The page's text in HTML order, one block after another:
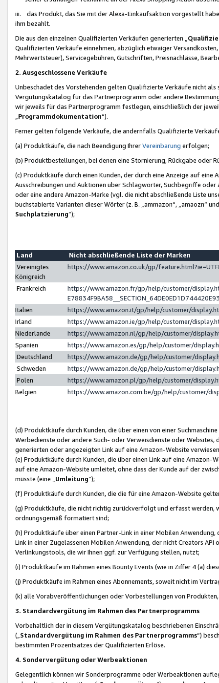
iii. das Produkt, das Sie mit der Alexa-Einkaufsaktion vorgestellt
ihm bezahlt.
Die aus den einzelnen Qualifizierten Verkäufen generierten „
Qualifizierten Verkäufe einnehmen, abzüglich etwaiger
Mehrwertsteuer), Servicegebühren, Gutschriften, Preisnachlässe,
2. Ausgeschlossene Verkäufe
Unbeschadet des Vorstehenden gelten Qualifizierte Verkäufe nicht
Vergütungskatalog für das Partnerprogramm oder andere
wir jeweils für das Partnerprogramm festlegen, einschließlich der
Programmdokumentation“).
Ferner gelten folgende Verkäufe, die andernfalls Qualifizierte
(a) Produktkäufe, die nach Beendigung IhrerVereinbarung erfolgen;
(b) Produktbestellungen, bei denen eine Stornierung, Rückgabe oder
(c) Produktkäufe durch einen Kunden, der durch eine Anzeige auf
Ausschreibungen und Auktionen über Schlagwörter, Suchbegriffe
oder eine andere Amazon-Marke (vgl. die nicht abschließende Liste
buchstabierte Varianten dieser Wörter (z. B. „ammazon“, „amaozn“
Suchplatzierung”);
Land
Nicht abschließende Liste der Marken
Vereinigtes
Königreich
https://www.amazon.co.uk/gp/
Frankreich
https://www.amazon.fr/gp/help/customer/
Italien
https://www.amazon.it/gp/help/customer/
Irland
https://www.amazon.ie/gp/help/customer/
Niederlande
https://www.amazon.nl/gp/help/customer/
Spanien
https://www.amazon.es/gp/help/customer/
Deutschland
https://www.amazon.de/gp/help/customer/
Schweden
https://www.amazon.de/gp/help/customer/
Polen
https://www.amazon.pl/gp/help/customer/
Belgien
https://www.amazon.com.be/gp/help/customer/
(d) Produktkäufe durch Kunden, die über einen von einer
Werbedienste oder andere Such- oder Verweisdienste oder Websites,
generierten oder angezeigten Link auf eine Amazon-Website
(e) Produktkäufe durch Kunden, die über einen Link auf eine
auf eine Amazon-Website umleitet, ohne dass der Kunde auf der
müsste (eine „ Umleitung“);
(f) Produktkäufe durch Kunden, die die für eine Amazon-Website
(g) Produktkäufe, die nicht richtig zurückverfolgt und erfasst werden,
ordnungsgemäß formatiert sind;
(h) Produktkäufe über einen Partner-Link in einer Mobilen
Link in einer Zugelassenen Mobilen Anwendung, der nicht Creators
Verlinkungstools, die wir Ihnen ggf. zur Verfügung stellen, nutzt;
(i) Produktkäufe im Rahmen eines Bounty Events (wie in Ziffer 4 (a)
(j) Produktkäufe im Rahmen eines Abonnements, soweit nicht im
(k) alle Vorabveröffentlichungen oder Vorbestellungen von
3. Standardvergütung im Rahmen des Partnerprogramms
Vorbehaltlich der in diesem Vergütungskatalog beschriebenen
(„ Standardvergütung im Rahmen des Partnerprogramms“)
bestimmten Prozentsatzes der Qualifizierten Erlöse.
4. Sondervergütung oder Werbeaktionen
Gelegentlich können wir Sonderprogramme oder Werbeaktionen